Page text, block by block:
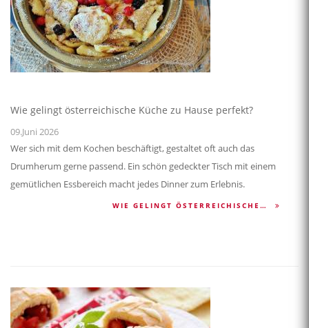
Wie gelingt österreichische Küche zu Hause perfekt?
09.Juni 2026
Wer sich mit dem Kochen beschäftigt, gestaltet oft auch das
Drumherum gerne passend. Ein schön gedeckter Tisch mit einem
gemütlichen Essbereich macht jedes Dinner zum Erlebnis.
WIE GELINGT ÖSTERREICHISCHE…